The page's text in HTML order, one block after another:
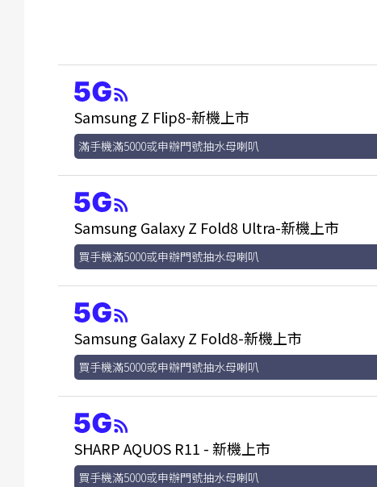
Samsung Z Flip8-新機上市
滿手機滿5000或申辦門號抽水母喇叭
Samsung Galaxy Z Fold8 Ultra-新機上市
買手機滿5000或申辦門號抽水母喇叭
Samsung Galaxy Z Fold8-新機上市
買手機滿5000或申辦門號抽水母喇叭
SHARP AQUOS R11 - 新機上市
買手機滿5000或申辦門號抽水母喇叭